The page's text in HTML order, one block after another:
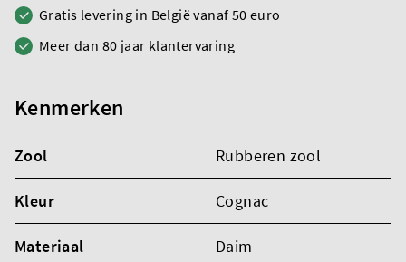
Gratis levering in België vanaf 50 euro
Meer dan 80 jaar klantervaring
Kenmerken
Zool Rubberen zool
Kleur Cognac
Materiaal Daim